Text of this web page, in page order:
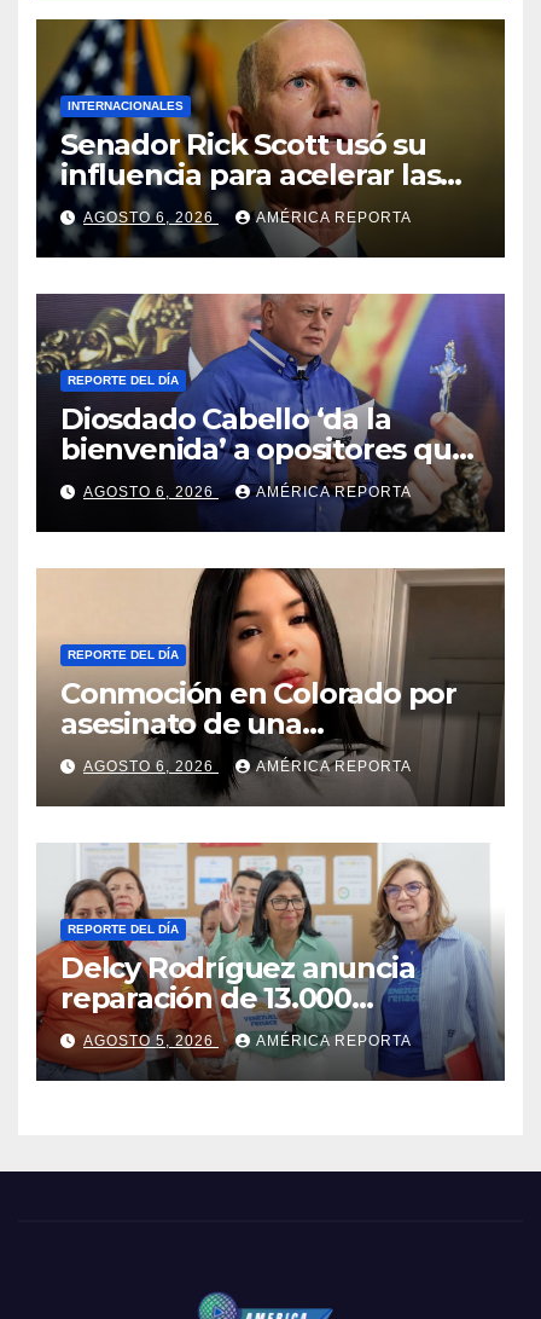
INTERNACIONALES
Senador Rick Scott usó su
influencia para acelerar las
elecciones en Venezuela
AGOSTO 6, 2026 AMÉRICA REPORTA
REPORTE DEL DÍA
Diosdado Cabello ‘da la
bienvenida’ a opositores que
llegaron al país para diálogo
con el gobierno
AGOSTO 6, 2026 AMÉRICA REPORTA
REPORTE DEL DÍA
Conmoción en Colorado por
asesinato de una
adolescente venezolana en
reunión con amigos
AGOSTO 6, 2026 AMÉRICA REPORTA
REPORTE DEL DÍA
Delcy Rodríguez anuncia
reparación de 13.000
viviendas afectadas por los
terremotos
AGOSTO 5, 2026 AMÉRICA REPORTA